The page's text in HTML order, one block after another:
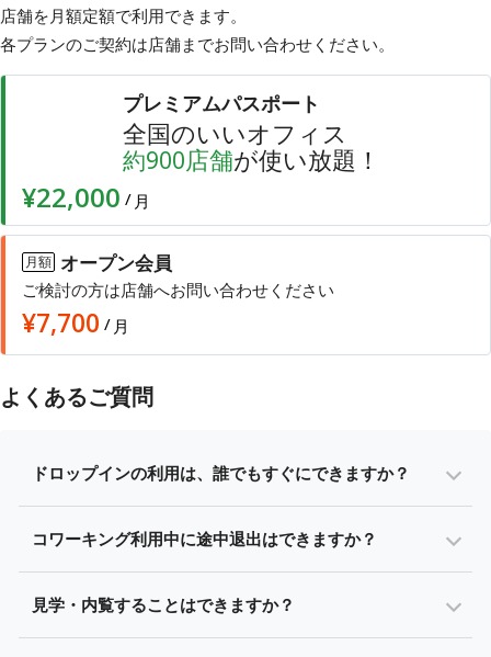
店舗を月額定額で利用できます。
各プランのご契約は店舗までお問い合わせ ください。
プレミアムパスポート
全国のいいオフィス
約900店舗が使い放題！
¥22,000 / 月
月額 オープン会員
ご検討の方は店舗へお問い合わせください
¥7,700 / 月
よくあるご質問
ドロップインの利用は、誰でもすぐにできますか？
コワーキング利用中に途中退出はできますか？
見学・内覧することはできますか？